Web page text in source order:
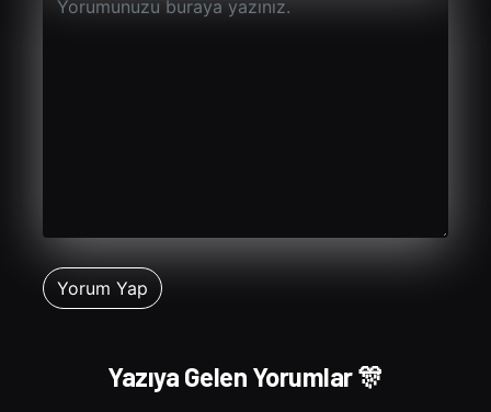
Yazıya Gelen Yorumlar 🎊